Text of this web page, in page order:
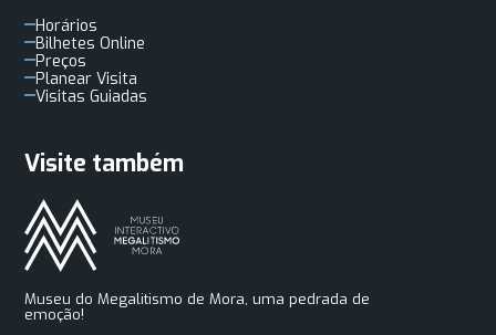
Horários
Bilhetes Online
Preços
Planear Visita
Visitas Guiadas
Visite também
Museu do Megalitismo de Mora, uma pedrada de
emoção!